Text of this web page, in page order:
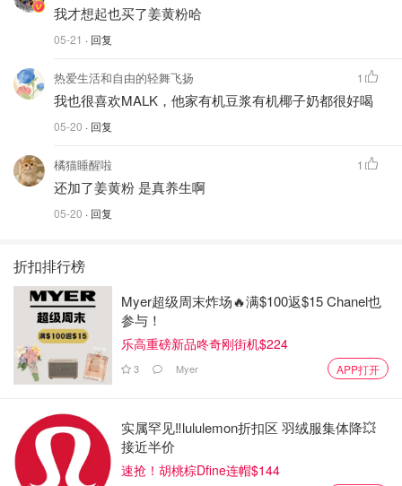
我才想起也买了姜黄粉哈
05-21 · 回复
热爱生活和自由的轻舞飞扬
我也很喜欢MALK，他家有机豆浆有机椰子奶都很好喝
05-20 · 回复
1
橘猫睡醒啦
还加了姜黄粉 是真养生啊
05-20 · 回复
1
折扣排行榜
Myer超级周末炸场🔥满$100返$15 Chanel也
参与！
乐高重磅新品咚奇刚街机$224
3 Myer APP打开
实属罕见‼️lululemon折扣区 羽绒服集体降💥
接近半价
速抢！胡桃棕Dfine连帽$144